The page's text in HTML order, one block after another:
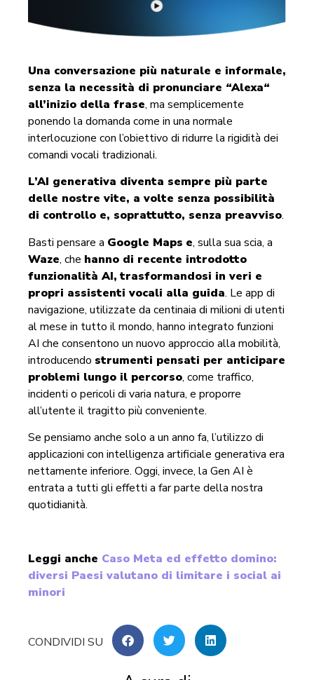
Una conversazione più naturale e informale,
senza la necessità di pronunciare “Alexa“
all’inizio della frase, ma semplicemente
ponendo la domanda come in una normale
interlocuzione con l’obiettivo di ridurre la rigidità dei
comandi vocali tradizionali.
L’AI generativa diventa sempre più parte
delle nostre vite, a volte senza possibilità
di controllo e, soprattutto, senza preavviso.
Basti pensare a Google Maps e, sulla sua scia, a
Waze, che hanno di recente introdotto
funzionalità AI, trasformandosi in veri e
propri assistenti vocali alla guida. Le app di
navigazione, utilizzate da centinaia di milioni di utenti
al mese in tutto il mondo, hanno integrato funzioni
AI che consentono un nuovo approccio alla mobilità,
introducendo strumenti pensati per anticipare
problemi lungo il percorso, come traffico,
incidenti o pericoli di varia natura, e proporre
all’utente il tragitto più conveniente.
Se pensiamo anche solo a un anno fa, l’utilizzo di
applicazioni con intelligenza artificiale generativa era
nettamente inferiore. Oggi, invece, la Gen AI è
entrata a tutti gli effetti a far parte della nostra
quotidianità.
Leggi anche Caso Meta ed effetto domino:
diversi Paesi valutano di limitare i social ai
minori